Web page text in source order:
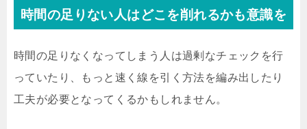
時間の足りない人はどこを削れるかも意識を
時間の足りなくなってしまう人は過剰なチェックを行
っていたり、もっと速く線を引く方法を編み出したり
工夫が必要となってくるかもしれません。